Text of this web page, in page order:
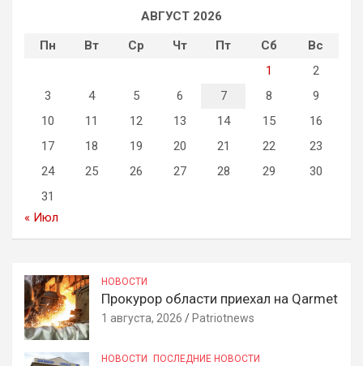
АВГУСТ 2026
Пн
Вт Ср Чт Пт Сб
Вс
1
2
3
4 5 6 7 8
9
10
11 12 13 14 15
16
17
18 19 20 21 22
23
24
25 26 27 28 29
30
31
« Июл
НОВОСТИ
Прокурор области приехал на Qarmet
1 августа, 2026 Patriotnews
НОВОСТИ ПОСЛЕДНИЕ НОВОСТИ